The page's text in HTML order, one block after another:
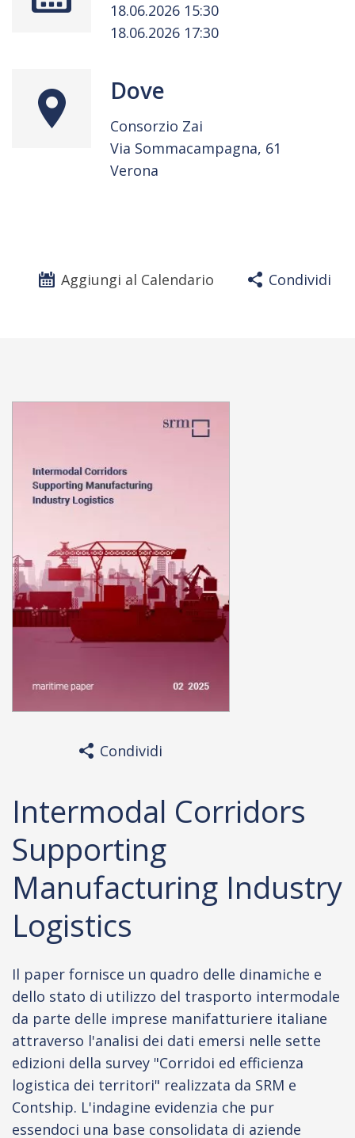
18.06.2026 15:30
18.06.2026 17:30
Dove
Consorzio Zai
Via Sommacampagna, 61
Verona
Aggiungi al Calendario Condividi
Condividi
Intermodal Corridors
Supporting
Manufacturing Industry
Logistics
Il paper fornisce un quadro delle dinamiche e
dello stato di utilizzo del trasporto intermodale
da parte delle imprese manifatturiere italiane
attraverso l'analisi dei dati emersi nelle sette
edizioni della survey "Corridoi ed efficienza
logistica dei territori" realizzata da SRM e
Contship. L'indagine evidenzia che pur
essendoci una base consolidata di aziende